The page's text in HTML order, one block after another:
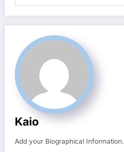
Kaio
Add your Biographical Information.